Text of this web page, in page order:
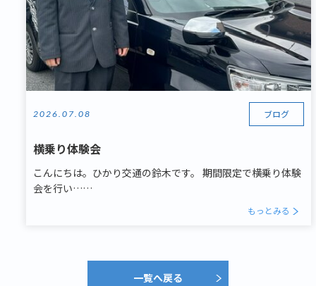
2026.07.08 ブログ
横乗り体験会
こんにちは。ひかり交通の鈴木です。 期間限定で横乗り体験
会を行い……
もっとみる
一覧へ戻る